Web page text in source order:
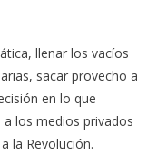
llenar los vacíos
sacar provecho a
en lo que
los medios privados
la Revolución.